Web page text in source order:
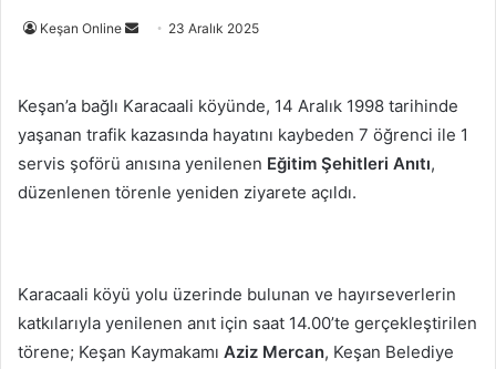
Keşan Online
Bir
göndermek
23 Aralık 2025
Keşan’a bağlı Karacaali köyünde, 14 Aralık 1998 tarihinde
yaşanan trafik kazasında hayatını kaybeden 7 öğrenci ile 1
servis şoförü anısına yenilenen Eğitim Şehitleri Anıtı,
düzenlenen törenle yeniden ziyarete açıldı.
Karacaali köyü yolu üzerinde bulunan ve hayırseverlerin
katkılarıyla yenilenen anıt için saat 14.00’te gerçekleştirilen
törene; Keşan Kaymakamı Aziz Mercan, Keşan Belediye